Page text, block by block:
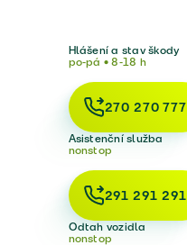
Hlášení a stav škody
po-pá • 8-18 h
270 270 777
Asistenční služba
nonstop
291 291 291
Odtah vozidla
nonstop